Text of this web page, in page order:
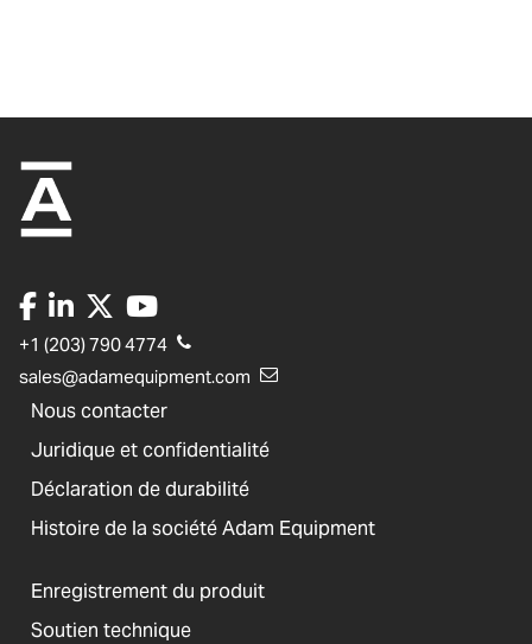
+1 (203) 790 4774
sales@adamequipment.com
Nous contacter
Juridique et confidentialité
Déclaration de durabilité
Histoire de la société Adam Equipment
Enregistrement du produit
Soutien technique